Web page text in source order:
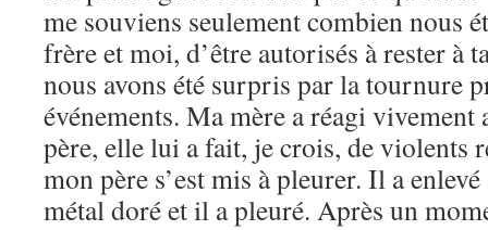
me souviens seulement combien nous
frère et moi, d’être autorisés à rester à
nous avons été surpris par la tournure
événements. Ma mère a réagi vivement
père, elle lui a fait, je crois, de violents
mon père s’est mis à pleurer. Il a
métal doré et il a pleuré. Après un